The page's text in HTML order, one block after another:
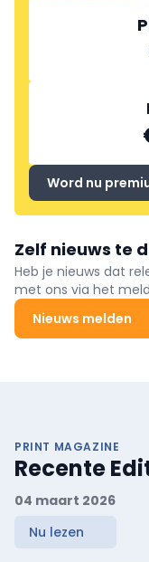
Word nu
Zelf nieuws te
Heb je nieuws dat
met ons via het
Nieuws melden
PRINT MAGAZINE
Recente
04 maart 2026
Nu lezen